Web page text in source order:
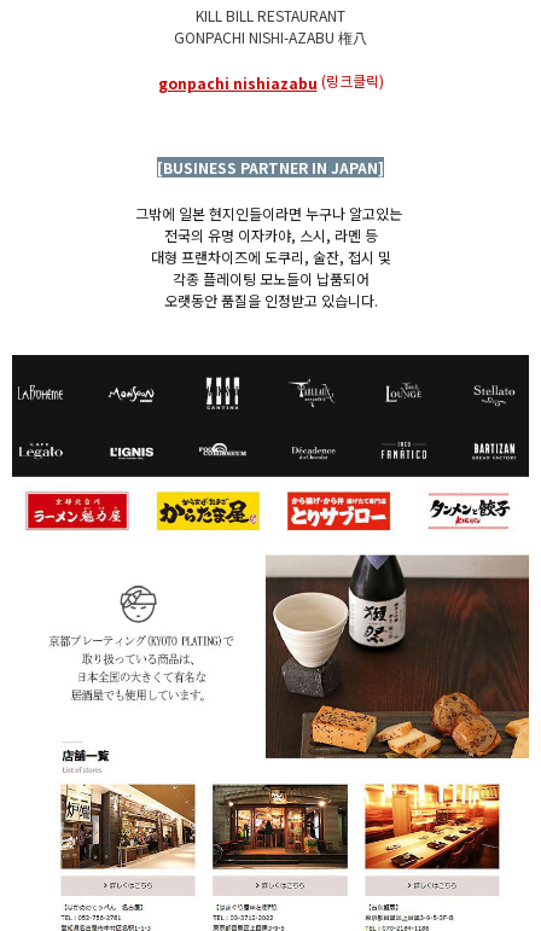
KILL BILL RESTAURANT
GONPACHI NISHI-AZABU 権八
gonpachi nishiazabu (링크클릭)
[BUSINESS PARTNER IN JAPAN]
그밖에 일본 현지인들이라면 누구나 알고있는
전국의 유명 이자카야, 스시, 라멘 등
대형 프랜차이즈에 도쿠리, 술잔, 접시 및
각종 플레이팅 모노들이 납품되어
오랫동안 품질을 인정받고 있습니다.